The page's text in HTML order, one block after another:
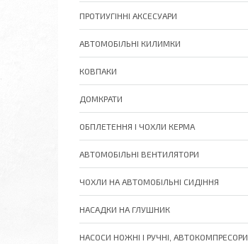
ПРОТИУГІННІ АКСЕСУАРИ
АВТОМОБІЛЬНІ КИЛИМКИ
КОВПАКИ
ДОМКРАТИ
ОБПЛЕТЕННЯ І ЧОХЛИ КЕРМА
АВТОМОБІЛЬНІ ВЕНТИЛЯТОРИ
ЧОХЛИ НА АВТОМОБІЛЬНІ СИДІННЯ
НАСАДКИ НА ГЛУШНИК
НАСОСИ НОЖНІ І РУЧНІ, АВТОКОМПРЕСОРИ